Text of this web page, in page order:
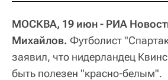
МОСКВА, 19 июн - РИА
Михайлов. Футболист
заявил, что нидерландец
быть полезен "красно-белым".